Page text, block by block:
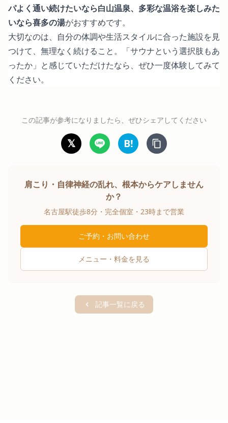
パよく通い続けたいなら白山温泉、多彩な温浴を楽しみた
いなら喜多の湯がおすすめです。
大切なのは、自分の体調や生活スタイルに合った施設を見
つけて、無理なく続けること。「サウナという選択肢もあ
ったか」と感じていただけたなら、ぜひ一度体験してみて
ください。
この記事が参考になりましたら、ぜひシェアしてください
𝕏 B!
肩こり・自律神経の乱れ、根本からケアしません
か？
名古屋駅徒歩8分・完全個室・23時まで営業
ご予約・お問い合わせ
メニュー・料金を見る
記事一覧に戻る